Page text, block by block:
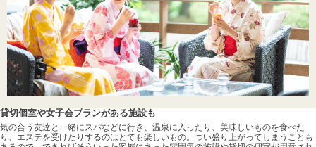
貸切個室や女子会プランがある施設も
気の合う友達と一緒にスパなどに行き、温泉に入ったり、美味しいものを食べた
り、エステを受けたりするのはとても楽しいもの。つい盛り上がってしまうことも